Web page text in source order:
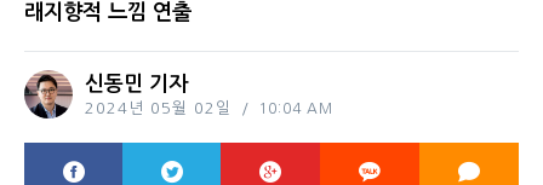
래지향적 느낌 연출
신동민 기자
2024년 05월 02일 10:04 AM